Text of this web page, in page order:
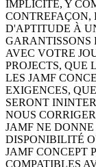
IMPLICITE, Y
D'APTITUDE À
GARANTISSONS
AVEC VOTRE
PROJECTS, QUE
LES JAMF
EXIGENCES,
SERONT
NOUS
JAMF NE
DISPONIBILITÉ
JAMF CONCEPT
COMPATIBLES